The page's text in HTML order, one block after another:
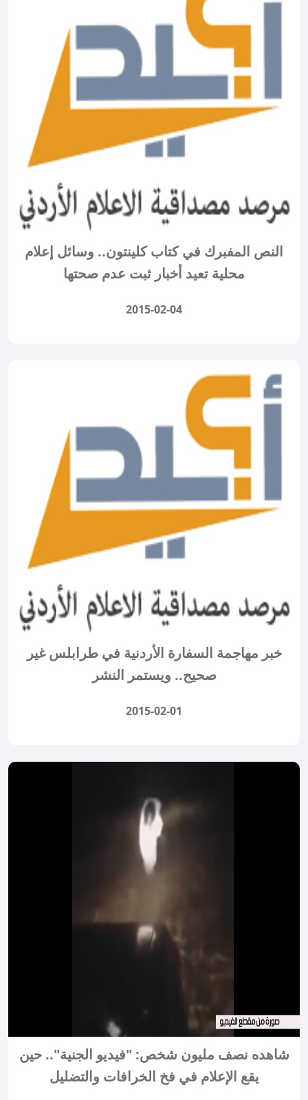
النص المفبرك في كتاب كلينتون.. وسائل إعلام
محلية تعيد أخبار ثبت عدم صحتها
2015-02-04
خبر مهاجمة السفارة الأردنية في طرابلس غير
صحيح.. ويستمر النشر
2015-02-01
شاهده نصف مليون شخص: "فيديو الجنية".. حين
يقع الإعلام في فخ الخرافات والتضليل